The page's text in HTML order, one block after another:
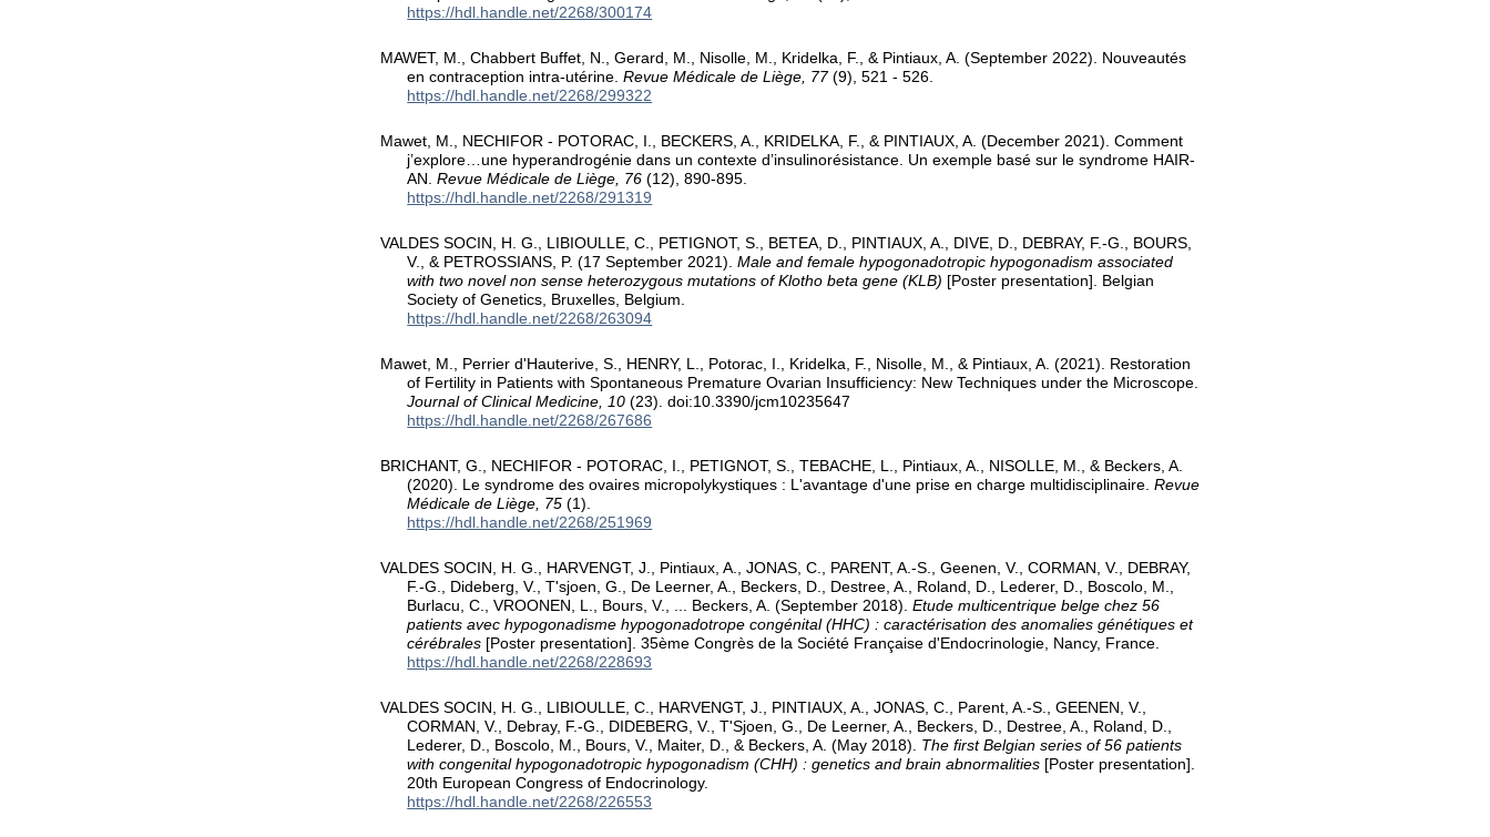
https://hdl.handle.net/2268/300174
MAWET, M., Chabbert Buffet, N., Gerard, M., Nisolle, M., Kridelka, F., & Pintiaux, A. (September 2022). Nouveautés
en contraception intra-utérine.Revue Médicale de Liège, 77(9), 521 - 526.
https://hdl.handle.net/2268/299322
Mawet, M., NECHIFOR - POTORAC, I., BECKERS, A., KRIDELKA, F., & PINTIAUX, A. (December 2021). Comment
j’explore…une hyperandrogénie dans un contexte d’insulinorésistance. Un exemple basé sur le syndrome HAIR-
AN.Revue Médicale de Liège, 76 (12), 890-895.
https://hdl.handle.net/2268/291319
VALDES SOCIN, H. G., LIBIOULLE, C., PETIGNOT, S., BETEA, D., PINTIAUX, A., DIVE, D., DEBRAY, F.-G., BOURS,
V., & PETROSSIANS, P. (17 September 2021).Male and female hypogonadotropic hypogonadism associated
with two novel non sense heterozygous mutations of Klotho beta gene (KLB) [Poster presentation]. Belgian
Society of Genetics, Bruxelles, Belgium.
https://hdl.handle.net/2268/263094
Mawet, M., Perrier d'Hauterive, S., HENRY, L., Potorac, I., Kridelka, F., Nisolle, M., & Pintiaux, A. (2021). Restoration
of Fertility in Patients with Spontaneous Premature Ovarian Insufficiency: New Techniques under the Microscope.
Journal of Clinical Medicine, 10 (23). doi:10.3390/jcm10235647
https://hdl.handle.net/2268/267686
BRICHANT, G., NECHIFOR - POTORAC, I., PETIGNOT, S., TEBACHE, L., Pintiaux, A., NISOLLE, M., & Beckers, A.
(2020). Le syndrome des ovaires micropolykystiques : L'avantage d'une prise en charge multidisciplinaire.Revue
Médicale de Liège, 75 (1).
https://hdl.handle.net/2268/251969
VALDES SOCIN, H. G., HARVENGT, J., Pintiaux, A., JONAS, C., PARENT, A.-S., Geenen, V., CORMAN, V., DEBRAY,
F.-G., Dideberg, V., T'sjoen, G., De Leerner, A., Beckers, D., Destree, A., Roland, D., Lederer, D., Boscolo, M.,
Burlacu, C., VROONEN, L., Bours, V., ... Beckers, A. (September 2018).Etude multicentrique belge chez 56
patients avec hypogonadisme hypogonadotrope congénital (HHC) : caractérisation des anomalies génétiques et
cérébrales [Poster presentation]. 35ème Congrès de la Société Française d'Endocrinologie, Nancy, France.
https://hdl.handle.net/2268/228693
VALDES SOCIN, H. G., LIBIOULLE, C., HARVENGT, J., PINTIAUX, A., JONAS, C., Parent, A.-S., GEENEN, V.,
CORMAN, V., Debray, F.-G., DIDEBERG, V., T'Sjoen, G., De Leerner, A., Beckers, D., Destree, A., Roland, D.,
Lederer, D., Boscolo, M., Bours, V., Maiter, D., & Beckers, A. (May 2018). The first Belgian series of 56 patients
with congenital hypogonadotropic hypogonadism (CHH) : genetics and brain abnormalities [Poster presentation].
20th European Congress of Endocrinology.
https://hdl.handle.net/2268/226553